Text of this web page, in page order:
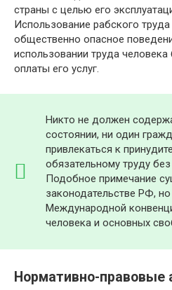
страны с целью его
Использование рабского
общественно опасное
использовании труда человека
оплаты его услуг.
Никто не должен
состоянии, ни один
привлекаться к
обязательному труду
Подобное примечание
законодательстве РФ,
Международной
человека и основных
Нормативно-правовые